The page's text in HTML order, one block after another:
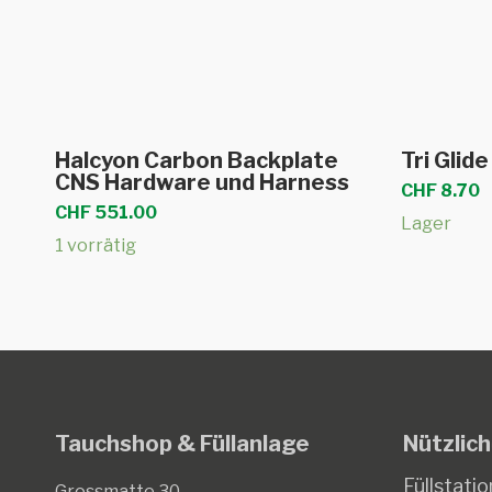
In den Warenkorb
Halcyon Carbon Backplate
CNS Hardware und Harness
CHF 551.00
1 vorrätig
Tri
CHF8.70
Lager
Tauchshop & Füllanlage